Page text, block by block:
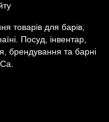
товарів для барів,
Посуд, інвентар,
брендування та барні